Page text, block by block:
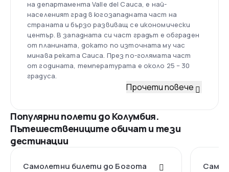
на департамента Valle del Cauca, е най-
населеният град в югозападната част на
страната и бързо развиващ се икономически
център. В западната си част градът е обграден
от планината, докато по източната му час
минава реката Cauca. През по-голямата част
от годината, температурата е около 25 – 30
градуса.
Прочети повече
Популярни полети до Колумбия.
Пътешествениците обичат и тези
дестинации
Самолетни билети до Богота